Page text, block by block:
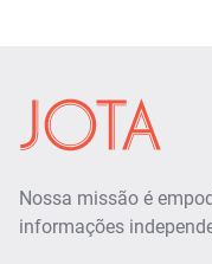
Nossa missão é
informações